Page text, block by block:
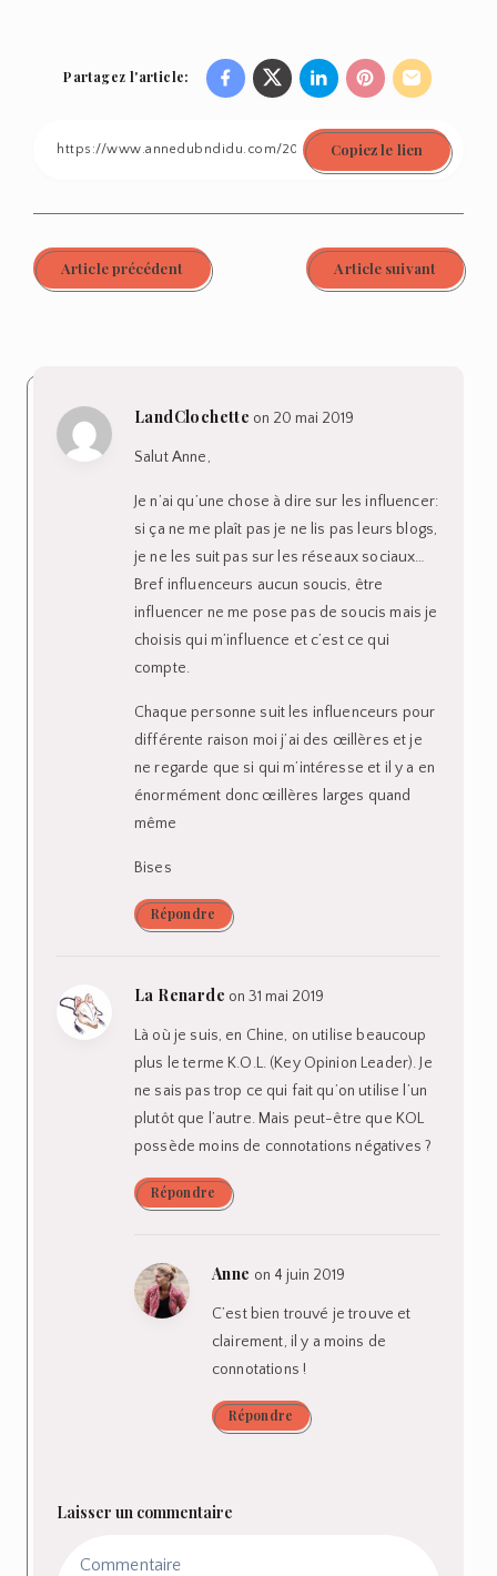
Partagez l'article: Share
Facebook
Share
Twitter
Share
Linkedin
Share
Pinterest
Share
Email
Copiez le lien
Article précédent Article suivant
LandClochette on 20 mai 2019
Salut Anne,
Je n’ai qu’une chose à dire sur les influencer:
si ça ne me plaît pas je ne lis pas leurs blogs,
je ne les suit pas sur les réseaux sociaux…
Bref influenceurs aucun soucis, être
influencer ne me pose pas de soucis mais je
choisis qui m’influence et c’est ce qui
compte.
Chaque personne suit les influenceurs pour
différente raison moi j’ai des œillères et je
ne regarde que si qui m’intéresse et il y a en
énormément donc œillères larges quand
même
Bises
Répondre
La Renarde on 31 mai 2019
Là où je suis, en Chine, on utilise beaucoup
plus le terme K.O.L. (Key Opinion Leader). Je
ne sais pas trop ce qui fait qu’on utilise l’un
plutôt que l’autre. Mais peut-être que KOL
possède moins de connotations négatives ?
Répondre
Anne on 4 juin 2019
C’est bien trouvé je trouve et
clairement, il y a moins de
connotations !
Répondre
Laisser un commentaire